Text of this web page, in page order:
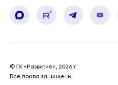
© ГК «Развитие», 2026 г
Все права защищены